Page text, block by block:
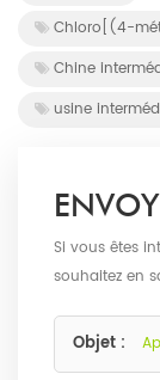
Chloro[(4-
Chine
usine
Si vous êtes
souhaitez en
Objet :